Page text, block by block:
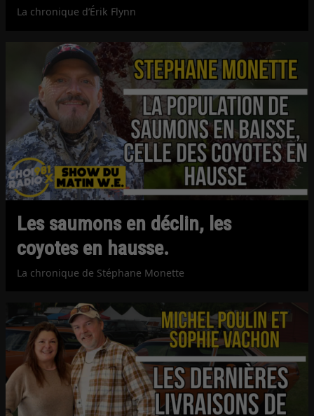
La chronique d’Érik Flynn
Les saumons en déclin, les
coyotes en hausse.
La chronique de Stéphane Monette